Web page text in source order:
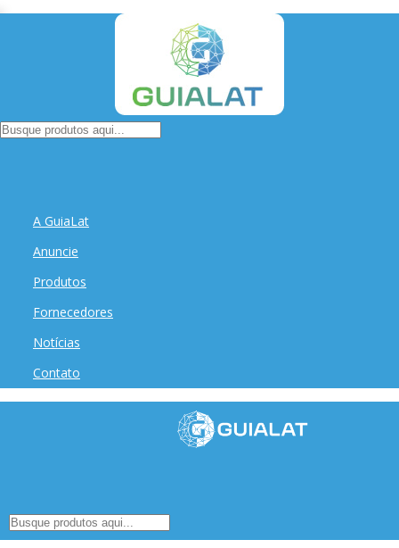
A GuiaLat
Anuncie
Produtos
Fornecedores
Notícias
Contato